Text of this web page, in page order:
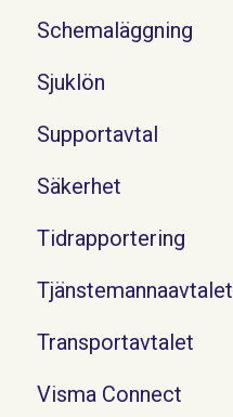
Schemaläggning
Sjuklön
Supportavtal
Säkerhet
Tidrapportering
Tjänstemannaavtalet
Transportavtalet
Visma Connect